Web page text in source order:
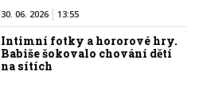
30. 06. 2026 13:55
Intimní fotky a hororové hry.
Babiše šokovalo chování dětí
na sítích